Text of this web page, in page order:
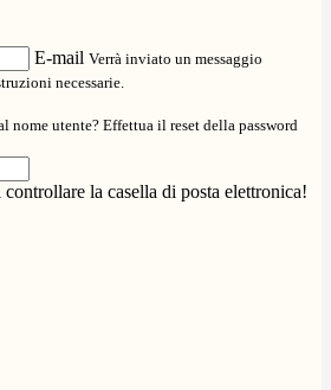
E-mail Verrà inviato un messaggio
necessarie.
nome utente? Effettua il reset della password
la casella di posta elettronica!